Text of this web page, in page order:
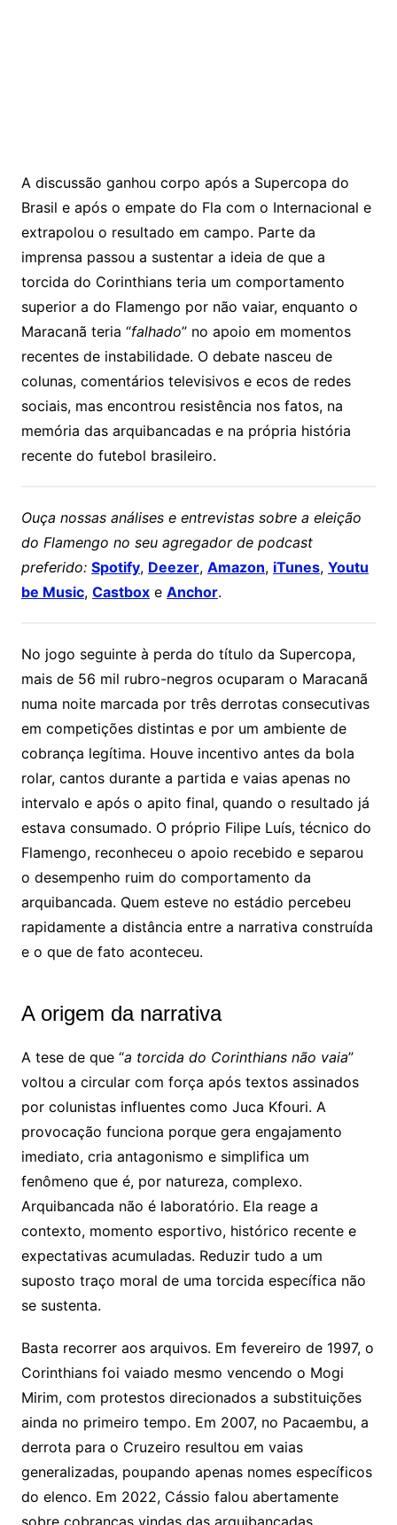
A discussão ganhou corpo após a Supercopa do
Brasil e após o empate do Fla com o Internacional e
extrapolou o resultado em campo. Parte da
imprensa passou a sustentar a ideia de que a
torcida do Corinthians teria um comportamento
superior a do Flamengo por não vaiar, enquanto o
Maracanã teria “falhado” no apoio em momentos
recentes de instabilidade. O debate nasceu de
colunas, comentários televisivos e ecos de redes
sociais, mas encontrou resistência nos fatos, na
memória das arquibancadas e na própria história
recente do futebol brasileiro.
Ouça nossas análises e entrevistas sobre a eleição
do Flamengo no seu agregador de podcast
preferido: Spotify, Deezer, Amazon, iTunes, Youtu
be Music, Castboxe Anchor.
No jogo seguinte à perda do título da Supercopa,
mais de 56 mil rubro-negros ocuparam o Maracanã
numa noite marcada por três derrotas consecutivas
em competições distintas e por um ambiente de
cobrança legítima. Houve incentivo antes da bola
rolar, cantos durante a partida e vaias apenas no
intervalo e após o apito final, quando o resultado já
estava consumado. O próprio Filipe Luís, técnico do
Flamengo, reconheceu o apoio recebido e separou
o desempenho ruim do comportamento da
arquibancada. Quem esteve no estádio percebeu
rapidamente a distância entre a narrativa construída
e o que de fato aconteceu.
A origem da narrativa
A tese de que “a torcida do Corinthians não vaia”
voltou a circular com força após textos assinados
por colunistas influentes como Juca Kfouri. A
provocação funciona porque gera engajamento
imediato, cria antagonismo e simplifica um
fenômeno que é, por natureza, complexo.
Arquibancada não é laboratório. Ela reage a
contexto, momento esportivo, histórico recente e
expectativas acumuladas. Reduzir tudo a um
suposto traço moral de uma torcida específica não
se sustenta.
Basta recorrer aos arquivos. Em fevereiro de 1997, o
Corinthians foi vaiado mesmo vencendo o Mogi
Mirim, com protestos direcionados a substituições
ainda no primeiro tempo. Em 2007, no Pacaembu, a
derrota para o Cruzeiro resultou em vaias
generalizadas, poupando apenas nomes específicos
do elenco. Em 2022, Cássio falou abertamente